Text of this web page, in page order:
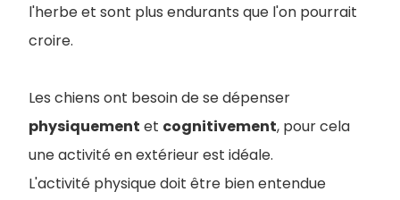
l'herbe et sont plus endurants que l'on pourrait
croire.
Les chiens ont besoin de se dépenser
physiquement et cognitivement, pour cela
une activité en extérieur est idéale.
L'activité physique doit être bien entendue